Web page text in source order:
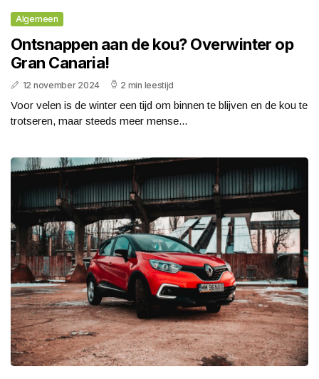
Algemeen
Ontsnappen aan de kou? Overwinter op
Gran Canaria!
12 november 2024 2 min leestijd
Voor velen is de winter een tijd om binnen te blijven en de kou te
trotseren, maar steeds meer mense...